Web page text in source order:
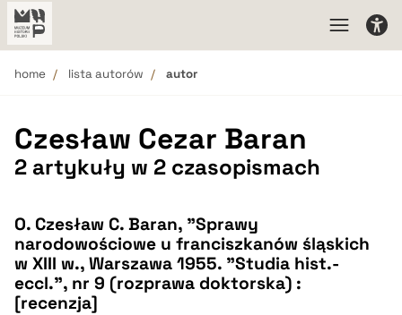
home lista autorów autor
Czesław Cezar Baran
2 artykuły w 2 czasopismach
O. Czesław C. Baran, "Sprawy
narodowościowe u franciszkanów śląskich
w XIII w., Warszawa 1955. "Studia hist.-
eccl.", nr 9 (rozprawa doktorska) :
[recenzja]